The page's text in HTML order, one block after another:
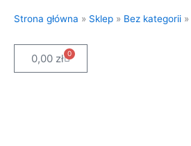
Strona główna » Sklep » Bez kategorii »
0,00 zł 0
Cart